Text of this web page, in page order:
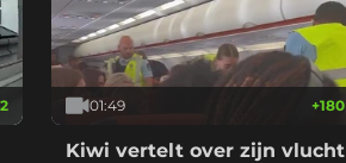
01:49 +180
Kiwi vertelt over zijn vlucht